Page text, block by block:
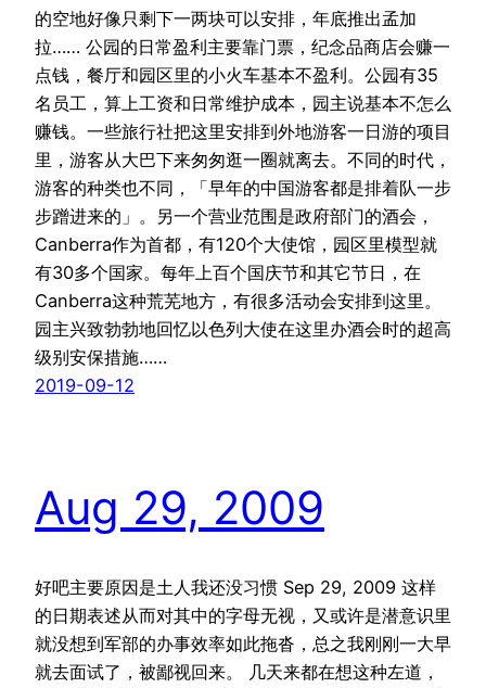
的空地好像只剩下一两块可以安排，年底推出孟加
拉…… 公园的日常盈利主要靠门票，纪念品商店会赚一
点钱，餐厅和园区里的小火车基本不盈利。公园有35
名员工，算上工资和日常维护成本，园主说基本不怎么
赚钱。一些旅行社把这里安排到外地游客一日游的项目
里，游客从大巴下来匆匆逛一圈就离去。不同的时代，
游客的种类也不同，「早年的中国游客都是排着队一步
步蹭进来的」。另一个营业范围是政府部门的酒会，
Canberra作为首都，有120个大使馆，园区里模型就
有30多个国家。每年上百个国庆节和其它节日，在
Canberra这种荒芜地方，有很多活动会安排到这里。
园主兴致勃勃地回忆以色列大使在这里办酒会时的超高
级别安保措施……
2019-09-12
Aug 29, 2009
好吧主要原因是土人我还没习惯 Sep 29, 2009 这样
的日期表述从而对其中的字母无视，又或许是潜意识里
就没想到军部的办事效率如此拖沓，总之我刚刚一大早
就去面试了，被鄙视回来。 几天来都在想这种左道，